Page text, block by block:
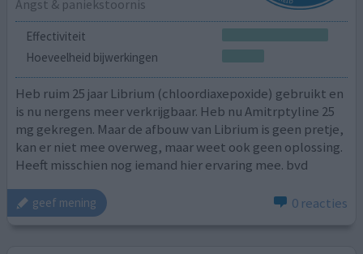
Angst & paniekstoornis
Effectiviteit
Hoeveelheid bijwerkingen
Heb ruim 25 jaar Librium (chloordiaxepoxide) gebruikt en
is nu nergens meer verkrijgbaar. Heb nu Amitrptyline 25
mg gekregen. Maar de afbouw van Librium is geen pretje,
kan er niet mee overweg, maar weet ook geen oplossing.
Heeft misschien nog iemand hier ervaring mee. bvd
geef mening 0 reacties